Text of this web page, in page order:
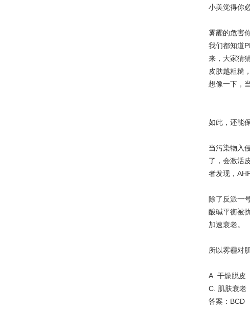
小美觉得你
雾霾的危害
我们都知道
来，大家猜
皮肤越粗糙
想像一下，
如此，还能
当污染物入
了，会激活
者发现，
除了反派一
酸碱平衡被
加速衰老。
所以雾霾对
A. 干燥脱
C. 肌肤衰
答案：BCD